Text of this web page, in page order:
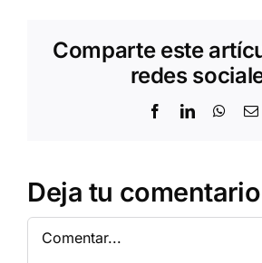
Comparte este
redes
FacebookLinkedIn
Deja tu comentario
Comentar